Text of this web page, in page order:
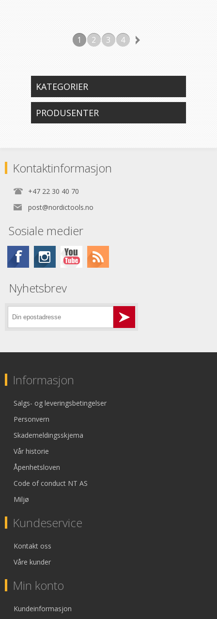
1 2 3 4
KATEGORIER
PRODUSENTER
Kontaktinformasjon
+47 22 30 40 70
post@nordictools.no
Sosiale medier
Nyhetsbrev
Informasjon
Salgs- og leveringsbetingelser
Personvern
Skademeldingsskjema
Vår historie
Åpenhetsloven
Code of conduct NT AS
Miljø
Kundeservice
Kontakt oss
Våre kunder
Min konto
Kundeinformasjon